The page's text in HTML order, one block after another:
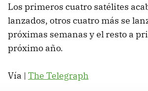
Los primeros cuatro satélites
lanzados, otros cuatro más se
próximas semanas y el resto a
próximo año.
Vía | The Telegraph